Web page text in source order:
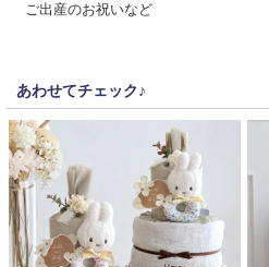
ご出産のお祝いなど
あわせてチェック♪